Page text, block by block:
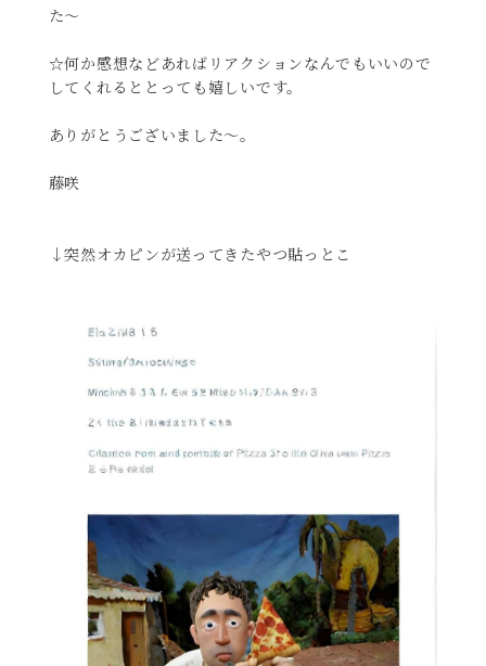
た〜
☆何か感想などあればリアクションなんでもいいので
してくれるととっても嬉しいです。
ありがとうございました〜。
藤咲
↓突然オカピンが送ってきたやつ貼っとこ